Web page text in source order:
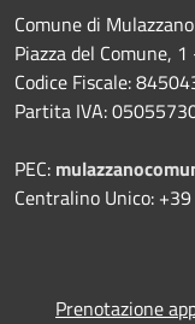
Comune di Mulazzano
Piazza del Comune,
Codice Fiscale:
Partita IVA:
PEC:
Centralino Unico:
Prenotazione